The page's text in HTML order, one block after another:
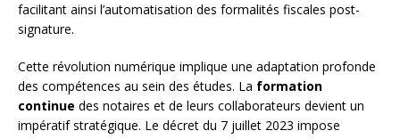
facilitant ainsi l’automatisation des formalités fiscales post-
signature.
Cette révolution numérique implique une adaptation profonde
des compétences au sein des études. La formation
continue des notaires et de leurs collaborateurs devient un
impératif stratégique. Le décret du 7 juillet 2023 impose